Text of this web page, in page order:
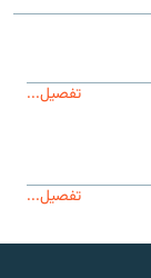
تفصیل...
تفصیل...